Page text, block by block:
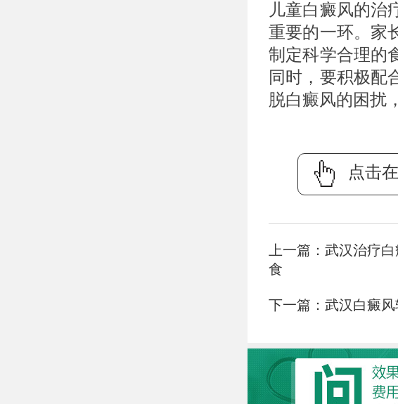
儿童白癜风的治
重要的一环。家
制定科学合理的
同时，要积极配
脱白癜风的困扰
点击
上一篇： 武汉治疗
食
下一篇： 武汉白癜